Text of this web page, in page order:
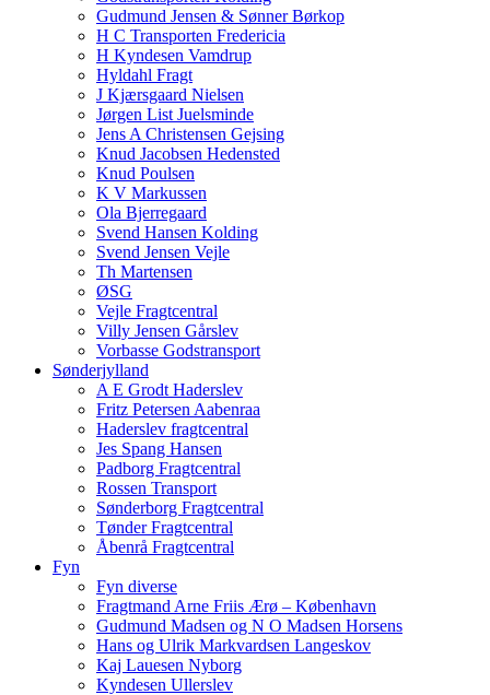
Gudmund Jensen & Sønner Børkop
H C Transporten Fredericia
H Kyndesen Vamdrup
Hyldahl Fragt
J Kjærsgaard Nielsen
Jørgen List Juelsminde
Jens A Christensen Gejsing
Knud Jacobsen Hedensted
Knud Poulsen
K V Markussen
Ola Bjerregaard
Svend Hansen Kolding
Svend Jensen Vejle
Th Martensen
ØSG
Vejle Fragtcentral
Villy Jensen Gårslev
Vorbasse Godstransport
Sønderjylland
A E Grodt Haderslev
Fritz Petersen Aabenraa
Haderslev fragtcentral
Jes Spang Hansen
Padborg Fragtcentral
Rossen Transport
Sønderborg Fragtcentral
Tønder Fragtcentral
Åbenrå Fragtcentral
Fyn
Fyn diverse
Fragtmand Arne Friis Ærø – København
Gudmund Madsen og N O Madsen Horsens
Hans og Ulrik Markvardsen Langeskov
Kaj Lauesen Nyborg
Kyndesen Ullerslev